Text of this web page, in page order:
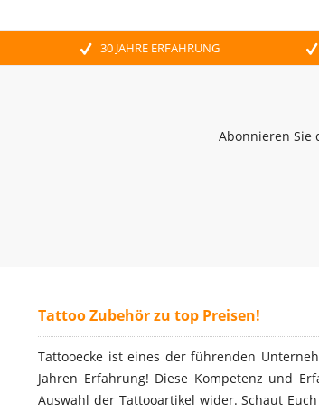
30 JAHRE ERFAHRUNG
Abonnieren Sie
Tattoo Zubehör zu top Preisen!
Tattooecke ist eines der führenden
Jahren Erfahrung! Diese Kompetenz und
Auswahl der Tattooartikel wider. Schaut